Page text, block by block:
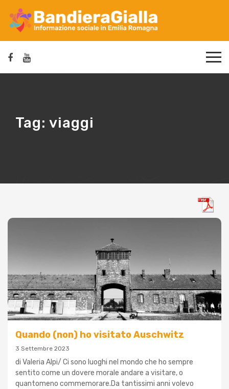
Tag: viaggi
Quando (non) ho visitato Auschwitz
3 Settembre 2023
di Valeria Alpi/ Ci sono luoghi nel mondo che ho sempre
sentito come un dovere morale andare a visitare, o
quantomeno commemorare.Da tantissimi anni volevo